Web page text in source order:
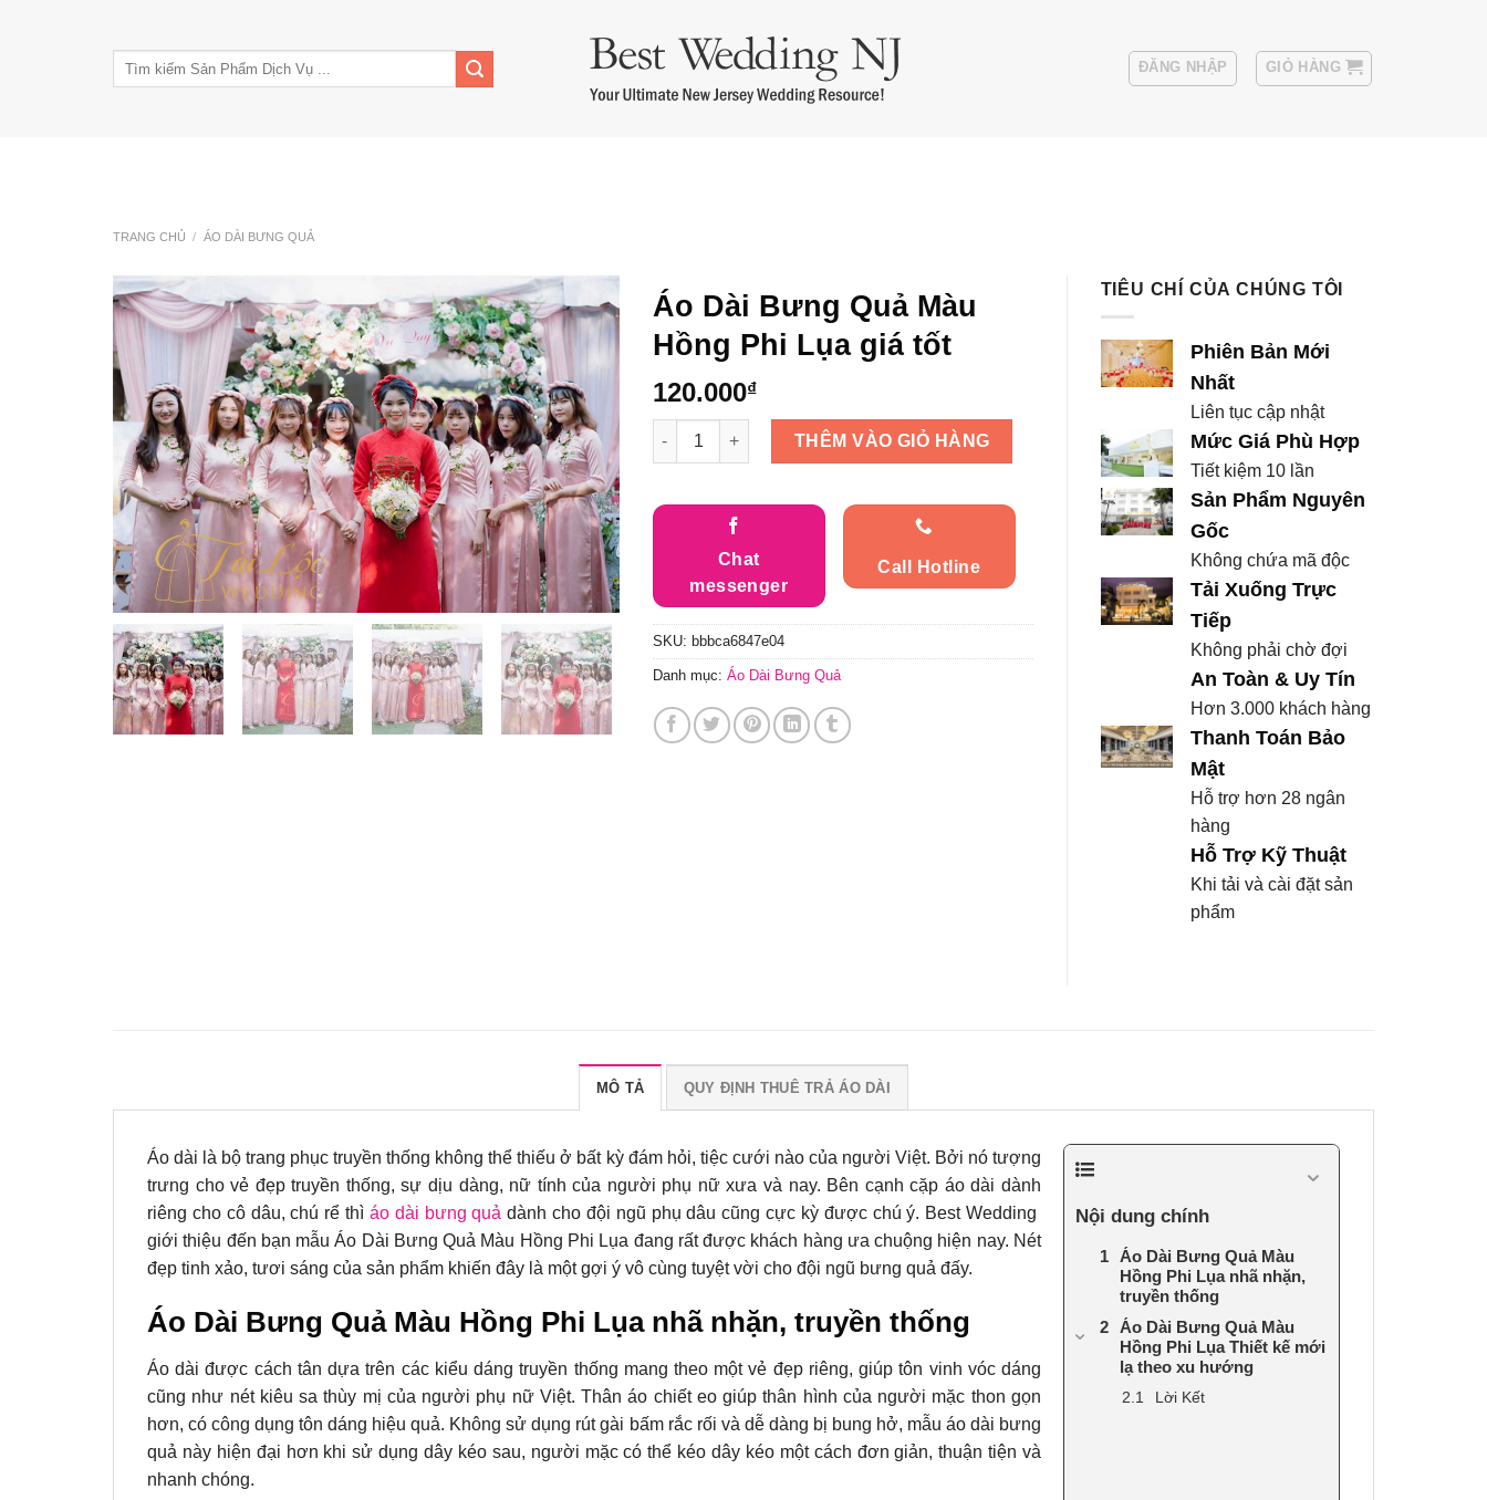
ĐĂNG NHẬP GIỎ HÀNG
TRANG CHỦ / ÁO DÀI BƯNG QUẢ
Áo Dài Bưng Quả Màu
Hồng Phi Lụa giá tốt
120.000₫
Áo Dài Bưng Quả Màu Hồng Phi Lụa giá tốt số lượng
THÊM VÀO GIỎ HÀNG
Chat
messenger
Call Hotline
SKU: bbbca6847e04
Danh mục: Áo Dài Bưng Quả
TIÊU CHÍ CỦA CHÚNG TÔI
Phiên Bản Mới
Nhất
Liên tục cập nhật
Mức Giá Phù Hợp
Tiết kiệm 10 lần
Sản Phẩm Nguyên
Gốc
Không chứa mã độc
Tải Xuống Trực
Tiếp
Không phải chờ đợi
An Toàn & Uy Tín
Hơn 3.000 khách hàng
Thanh Toán Bảo
Mật
Hỗ trợ hơn 28 ngân
hàng
Hỗ Trợ Kỹ Thuật
Khi tải và cài đặt sản
phẩm
MÔ TẢ QUY ĐỊNH THUÊ TRẢ ÁO DÀI
Nội dung chính
Áo Dài Bưng Quả Màu
Hồng Phi Lụa nhã nhặn,
truyền thống
Áo Dài Bưng Quả Màu
Hồng Phi Lụa Thiết kế mới
lạ theo xu hướng
Lời Kết
Áo dài là bộ trang phục truyền thống không thể thiếu ở bất kỳ đám hỏi, tiệc cưới nào của người Việt. Bởi nó tượng
trưng cho vẻ đẹp truyền thống, sự dịu dàng, nữ tính của người phụ nữ xưa và nay. Bên cạnh cặp áo dài dành
riêng cho cô dâu, chú rể thì áo dài bưng quả dành cho đội ngũ phụ dâu cũng cực kỳ được chú ý. Best Wedding
giới thiệu đến bạn mẫuÁo Dài Bưng Quả Màu Hồng Phi Lụa đang rất được khách hàng ưa chuộng hiện nay. Nét
đẹp tinh xảo, tươi sáng của sản phẩm khiến đây là một gợi ý vô cùng tuyệt vời cho đội ngũ bưng quả đấy.
Áo Dài Bưng Quả Màu Hồng Phi Lụa nhã nhặn, truyền thống
Áo dài được cách tân dựa trên các kiểu dáng truyền thống mang theo một vẻ đẹp riêng, giúp tôn vinh vóc dáng
cũng như nét kiêu sa thùy mị của người phụ nữ Việt. Thân áo chiết eo giúp thân hình của người mặc thon gọn
hơn, có công dụng tôn dáng hiệu quả. Không sử dụng rút gài bấm rắc rối và dễ dàng bị bung hở, mẫu áo dài bưng
quả này hiện đại hơn khi sử dụng dây kéo sau, người mặc có thể kéo dây kéo một cách đơn giản, thuận tiện và
nhanh chóng.